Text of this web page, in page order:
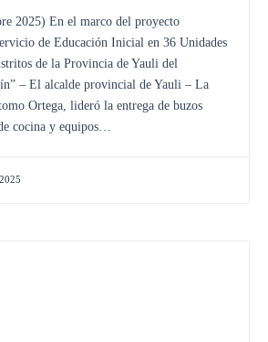
2025) En el marco del proyecto
de Educación Inicial en 36 Unidades
de la Provincia de Yauli del
– El alcalde provincial de Yauli – La
Ortega, lideró la entrega de buzos
cocina y equipos…